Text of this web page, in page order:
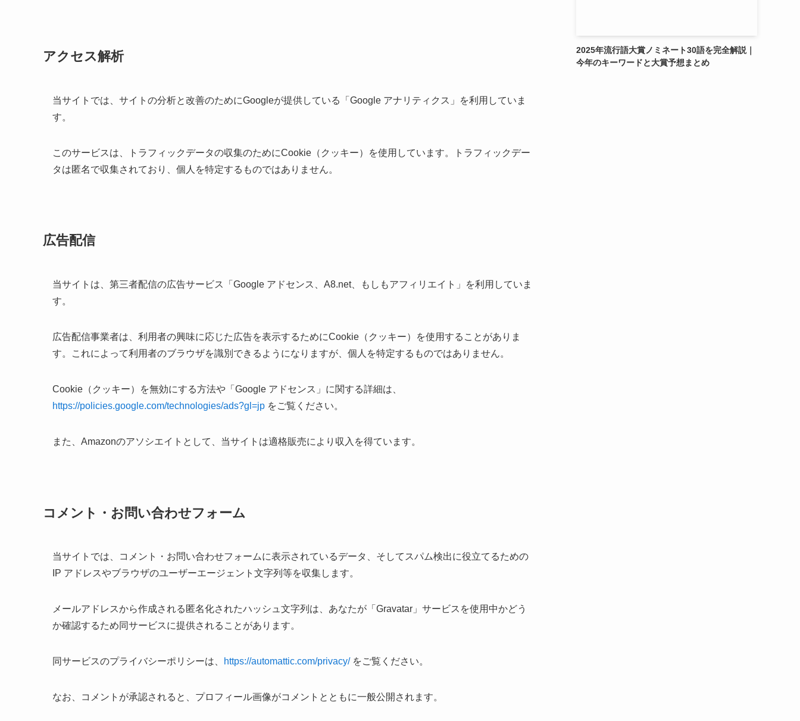
アクセス解析
当サイトでは、サイトの分析と改善のためにGoogleが提供している「Google アナリティクス」を利用していま
す。
このサービスは、トラフィックデータの収集のためにCookie（クッキー）を使用しています。トラフィックデー
タは匿名で収集されており、個人を特定するものではありません。
広告配信
当サイトは、第三者配信の広告サービス「Google アドセンス、A8.net、もしもアフィリエイト」を利用していま
す。
広告配信事業者は、利用者の興味に応じた広告を表示するためにCookie（クッキー）を使用することがありま
す。これによって利用者のブラウザを識別できるようになりますが、個人を特定するものではありません。
Cookie（クッキー）を無効にする方法や「Google アドセンス」に関する詳細は、
https://policies.google.com/technologies/ads?gl=jp をご覧ください。
また、Amazonのアソシエイトとして、当サイトは適格販売により収入を得ています。
コメント・お問い合わせフォーム
当サイトでは、コメント・お問い合わせフォームに表示されているデータ、そしてスパム検出に役立てるための
IP アドレスやブラウザのユーザーエージェント文字列等を収集します。
メールアドレスから作成される匿名化されたハッシュ文字列は、あなたが「Gravatar」サービスを使用中かどう
か確認するため同サービスに提供されることがあります。
同サービスのプライバシーポリシーは、 https://automattic.com/privacy/をご覧ください。
なお、コメントが承認されると、プロフィール画像がコメントとともに一般公開されます。
2025年流行語大賞ノミネート30語を完全解説｜
今年のキーワードと大賞予想まとめ